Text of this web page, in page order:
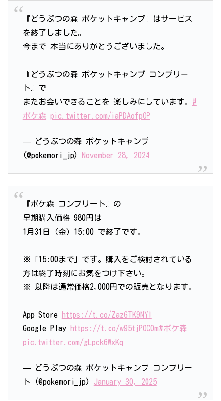
『どうぶつの森 ポケットキャンプ』はサービス
を終了しました。
今まで 本当にありがとうございました。
『どうぶつの森 ポケットキャンプ コンプリー
ト』で
またお会いできることを 楽しみにしています。 #
ポケ森 pic.twitter.com/iaPDAofpOP
— どうぶつの森 ポケットキャンプ
(@pokemori_jp)
November 28, 2024
『ポケ森 コンプリート』の
早期購入価格 980円は
1月31日（金）15:00 で終了です。
※「15:00まで」です。購入をご検討されている
方は終了時刻にお気をつけ下さい。
※ 以降は通常価格2,000円での販売となります。
App Store
https://t.co/ZazGTK9NYl
Google Play
https://t.co/w95tjPOC0m#ポケ森
pic.twitter.com/gLpck6WxKq
— どうぶつの森 ポケットキャンプ コンプリー
ト (@pokemori_jp) January 30, 2025